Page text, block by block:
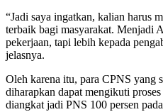
“Jadi saya ingatkan, kalian harus
terbaik bagi masyarakat. Menjadi
pekerjaan, tapi lebih kepada
jelasnya.
Oleh karena itu, para CPNS yang
diharapkan dapat mengikuti
diangkat jadi PNS 100 persen